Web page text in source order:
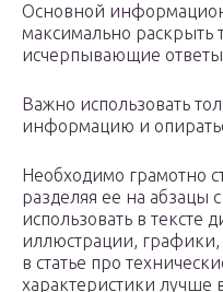
Основной
максимально раскрыть
исчерпывающие
Важно использовать
информацию и
Необходимо грамотно
разделяя ее на абзацы
использовать в тексте
иллюстрации,
в статье про
характеристики лучше